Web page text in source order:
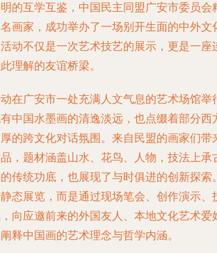
的互学互鉴，中国民主同盟广安市委员会
画家，成功举办了一场别开生面的中外文
动不仅是一次艺术技艺的展示，更是一座
理解的友谊桥梁。
在广安市一处充满人文气息的艺术场馆举
中国水墨画的清逸淡远，也点缀着部分西
的跨文化对话氛围。来自民盟的画家们带
，题材涵盖山水、花鸟、人物，技法上承
传统功底，也展现了与时俱进的创新探索
态展览，而是通过现场笔会、创作演示、
向应邀前来的外国友人、本地文化艺术爱
释中国画的艺术理念与哲学内涵。